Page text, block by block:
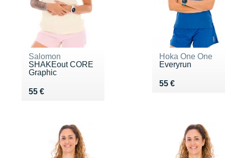
Salomon
SHAKEout CORE
Graphic
55 €
Vendu 55 €
Hoka One One
Everyrun
55 €
Vendu 55 €